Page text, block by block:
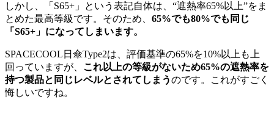
しかし、「S65+」という表記自体は、“遮熱率65%以上”をま
とめた最高等級です。そのため、 65%でも80%でも同じ
「S65+」になってしまいます。
SPACECOOL日傘Type2は、評価基準の65%を10%以上も上
回っていますが、 これ以上の等級がないため65%の遮熱率を
持つ製品と同じレベルとされてしまうのです。これがすごく
悔しいですね。